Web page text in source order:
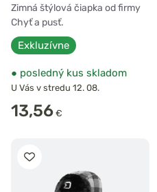
Zimná štýlová čiapka od firmy
Chyť a pusť.
Exkluzívne
● posledný kus skladom
U Vás v stredu 12. 08.
13,56 €